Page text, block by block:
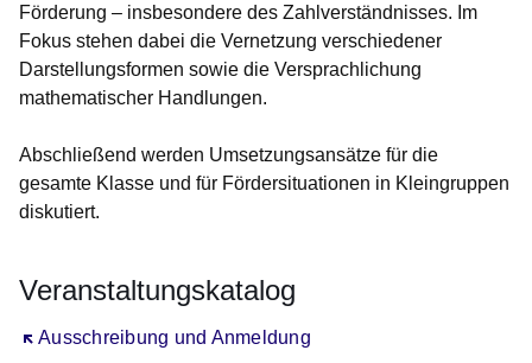
Förderung – insbesondere des Zahlverständnisses. Im
Fokus stehen dabei die Vernetzung verschiedener
Darstellungsformen sowie die Versprachlichung
mathematischer Handlungen.
Abschließend werden Umsetzungsansätze für die
gesamte Klasse und für Fördersituationen in Kleingruppen
diskutiert.
Veranstaltungskatalog
Ausschreibung und Anmeldung
Öffnet sich in einem neuen Fenster